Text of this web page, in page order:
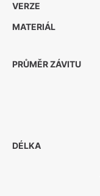
VERZE
MATERIÁL
PRŮMĚR ZÁVITU
DÉLKA